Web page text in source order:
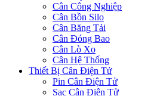
Cân Công Nghiệp
Cân Bồn Silo
Cân Băng Tải
Cân Đóng Bao
Cân Lò Xo
Cân Hệ Thống
Thiết Bị Cân Điện Tử
Pin Cân Điện Tử
Sạc Cân Điện Tử